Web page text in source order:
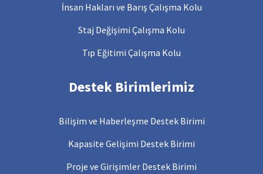
İnsan Hakları ve Barış Çalışma Kolu
Staj Değişimi Çalışma Kolu
Tıp Eğitimi Çalışma Kolu
Destek Birimlerimiz
Bilişim ve Haberleşme Destek Birimi
Kapasite Gelişimi Destek Birimi
Proje ve Girişimler Destek Birimi